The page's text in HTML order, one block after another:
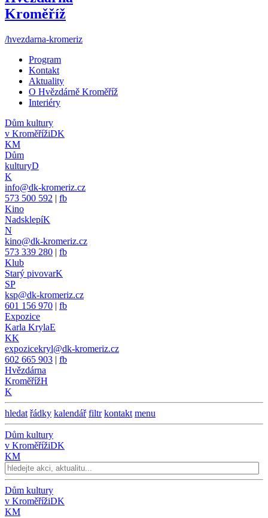
Kroměříž
/hvezdarna-kromeriz
Program
Kontakt
Aktuality
O Hvězdárně Kroměříž
Interiéry
Dům kultury
v KroměřížiDK
KM
Dům
kulturyD
K
info@dk-kromeriz.cz
573 500 592 | fb
Kino
NadsklepíK
N
kino@dk-kromeriz.cz
573 339 280 | fb
Klub
Starý pivovarK
SP
ksp@dk-kromeriz.cz
601 156 970 | fb
Expozice
Karla KrylaE
KK
expozicekryl@dk-kromeriz.cz
602 665 903 | fb
Hvězdárna
KroměřížH
K
hledat řádky kalendář filtr kontakt menu
Dům kultury
v KroměřížiDK
KM
Dům kultury
v KroměřížiDK
KM